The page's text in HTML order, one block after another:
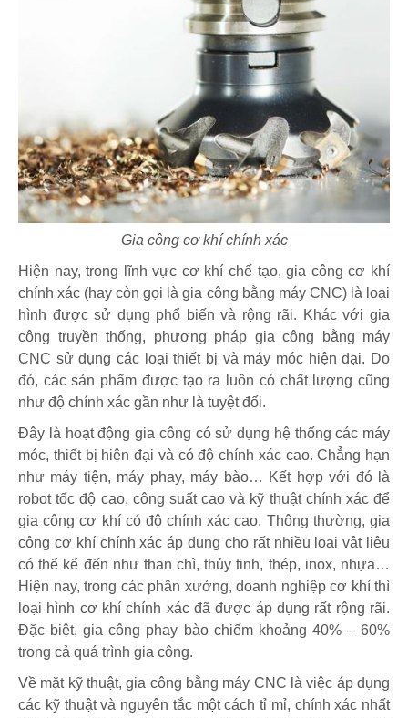
Gia công cơ khí chính xác
Hiện nay, trong lĩnh vực cơ khí chế tạo, gia công cơ khí
chính xác (hay còn gọi là gia công bằng máy CNC) là loại
hình được sử dụng phổ biến và rộng rãi. Khác với gia
công truyền thống, phương pháp gia công bằng máy
CNC sử dụng các loại thiết bị và máy móc hiện đại. Do
đó, các sản phẩm được tạo ra luôn có chất lượng cũng
như độ chính xác gần như là tuyệt đối.
Đây là hoạt động gia công có sử dụng hệ thống các máy
móc, thiết bị hiện đại và có độ chính xác cao. Chẳng hạn
như máy tiện, máy phay, máy bào… Kết hợp với đó là
robot tốc độ cao, công suất cao và kỹ thuật chính xác để
gia công cơ khí có độ chính xác cao. Thông thường, gia
công cơ khí chính xác áp dụng cho rất nhiều loại vật liệu
có thể kể đến như than chì, thủy tinh, thép, inox, nhựa…
Hiện nay, trong các phân xưởng, doanh nghiệp cơ khí thì
loại hình cơ khí chính xác đã được áp dụng rất rộng rãi.
Đặc biệt, gia công phay bào chiếm khoảng 40% – 60%
trong cả quá trình gia công.
Về mặt kỹ thuật, gia công bằng máy CNC là việc áp dụng
các kỹ thuật và nguyên tắc một cách tỉ mỉ, chính xác nhất